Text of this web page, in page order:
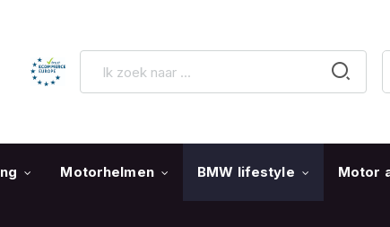
Motorhelmen BMW lifestyle Motor